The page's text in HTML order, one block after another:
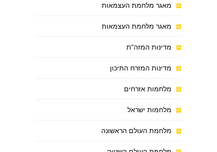
מאגר מלחמת העצמאות
מאגר מלחמת העצמאות
מדינות המזה"ת
מדינות המזרח התיכון
מלחמות אזרחים
מלחמות ישראל
מלחמת העולם הראשונה